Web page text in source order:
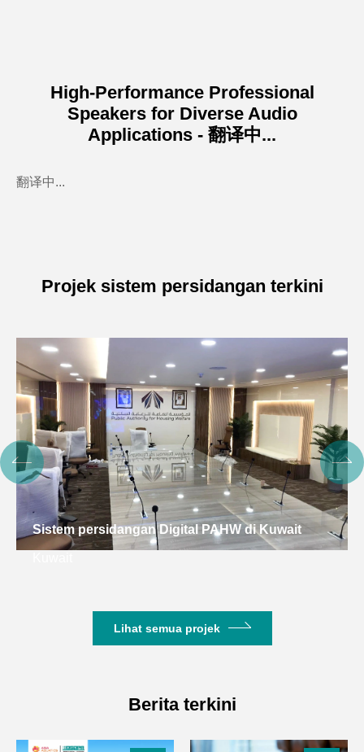
High-Performance Professional
Speakers for Diverse Audio
Applications - 翻译中...
翻译中...
Projek sistem persidangan terkini
Sistem persidangan Digital PAHW di Kuwait
Lihat semua projek
Berita terkini